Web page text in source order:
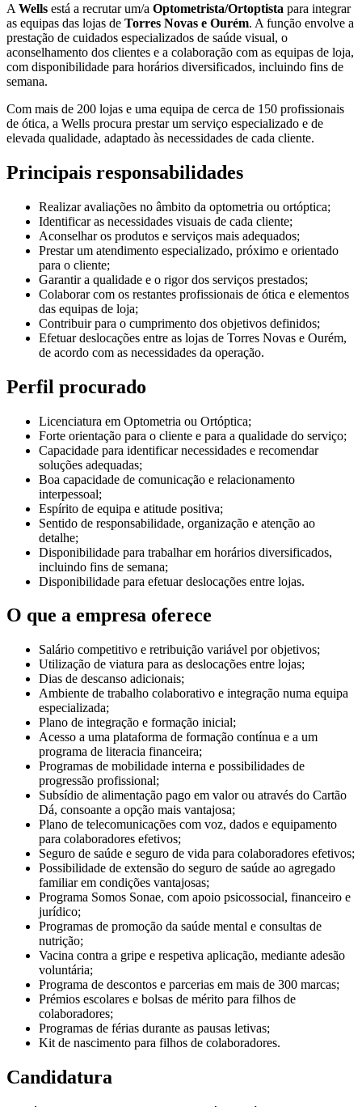
A Wells está a recrutar um/a Optometrista/Ortoptista para integrar
as equipas das lojas de Torres Novas e Ourém. A função envolve a
prestação de cuidados especializados de saúde visual, o
aconselhamento dos clientes e a colaboração com as equipas de loja,
com disponibilidade para horários diversificados, incluindo fins de
semana.
Com mais de 200 lojas e uma equipa de cerca de 150 profissionais
de ótica, a Wells procura prestar um serviço especializado e de
elevada qualidade, adaptado às necessidades de cada cliente.
Principais responsabilidades
Realizar avaliações no âmbito da optometria ou ortóptica;
Identificar as necessidades visuais de cada cliente;
Aconselhar os produtos e serviços mais adequados;
Prestar um atendimento especializado, próximo e orientado
para o cliente;
Garantir a qualidade e o rigor dos serviços prestados;
Colaborar com os restantes profissionais de ótica e elementos
das equipas de loja;
Contribuir para o cumprimento dos objetivos definidos;
Efetuar deslocações entre as lojas de Torres Novas e Ourém,
de acordo com as necessidades da operação.
Perfil procurado
Licenciatura em Optometria ou Ortóptica;
Forte orientação para o cliente e para a qualidade do serviço;
Capacidade para identificar necessidades e recomendar
soluções adequadas;
Boa capacidade de comunicação e relacionamento
interpessoal;
Espírito de equipa e atitude positiva;
Sentido de responsabilidade, organização e atenção ao
detalhe;
Disponibilidade para trabalhar em horários diversificados,
incluindo fins de semana;
Disponibilidade para efetuar deslocações entre lojas.
O que a empresa oferece
Salário competitivo e retribuição variável por objetivos;
Utilização de viatura para as deslocações entre lojas;
Dias de descanso adicionais;
Ambiente de trabalho colaborativo e integração numa equipa
especializada;
Plano de integração e formação inicial;
Acesso a uma plataforma de formação contínua e a um
programa de literacia financeira;
Programas de mobilidade interna e possibilidades de
progressão profissional;
Subsídio de alimentação pago em valor ou através do Cartão
Dá, consoante a opção mais vantajosa;
Plano de telecomunicações com voz, dados e equipamento
para colaboradores efetivos;
Seguro de saúde e seguro de vida para colaboradores efetivos;
Possibilidade de extensão do seguro de saúde ao agregado
familiar em condições vantajosas;
Programa Somos Sonae, com apoio psicossocial, financeiro e
jurídico;
Programas de promoção da saúde mental e consultas de
nutrição;
Vacina contra a gripe e respetiva aplicação, mediante adesão
voluntária;
Programa de descontos e parcerias em mais de 300 marcas;
Prémios escolares e bolsas de mérito para filhos de
colaboradores;
Programas de férias durante as pausas letivas;
Kit de nascimento para filhos de colaboradores.
Candidatura